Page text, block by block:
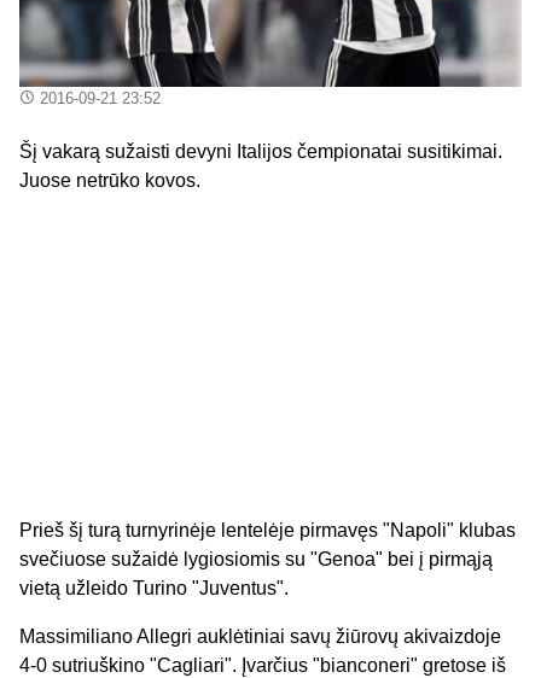
2016-09-21 23:52
Šį vakarą sužaisti devyni Italijos čempionatai susitikimai.
Juose netrūko kovos.
Prieš šį turą turnyrinėje lentelėje pirmavęs "Napoli" klubas
svečiuose sužaidė lygiosiomis su "Genoa" bei į pirmąją
vietą užleido Turino "Juventus".
Massimiliano Allegri auklėtiniai savų žiūrovų akivaizdoje
4-0 sutriuškino "Cagliari". Įvarčius "bianconeri" gretose iš